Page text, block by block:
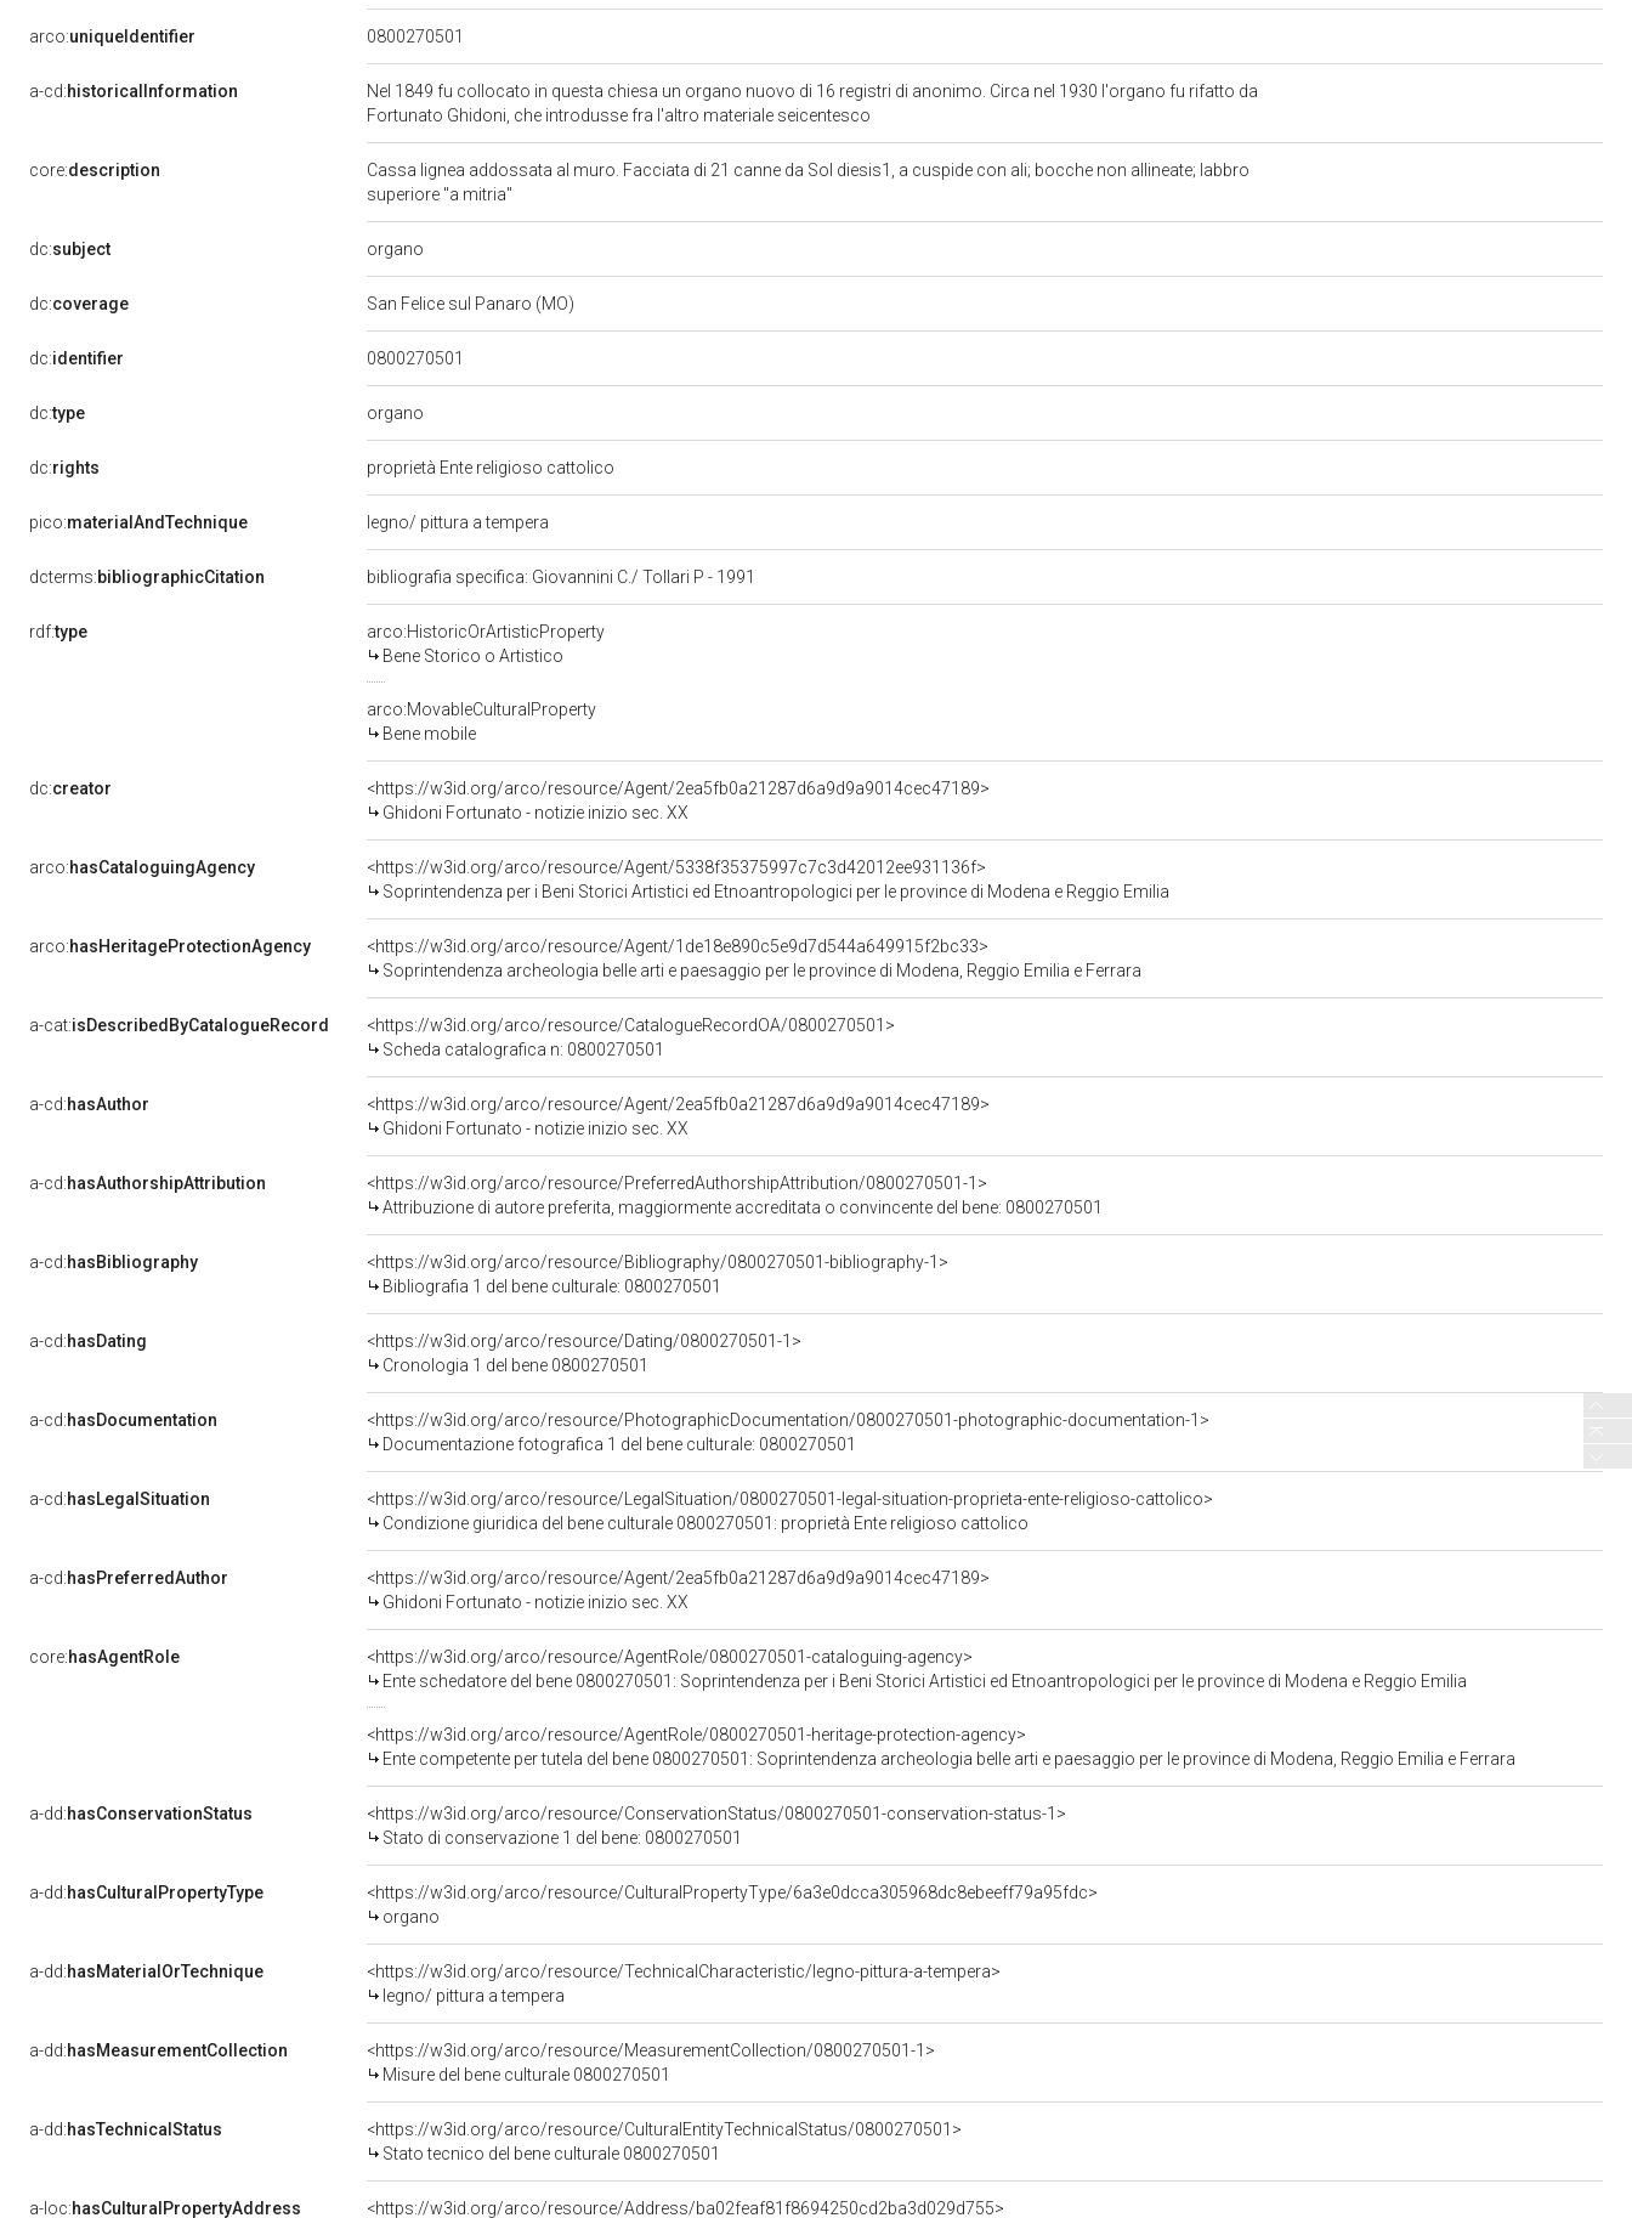
arco:uniqueIdentifier 0800270501
a-cd:historicalInformation
Nel 1849 fu collocato in questa chiesa un organo nuovo di 16 registri di anonimo. Circa nel 1930 l'organo fu rifatto da
Fortunato Ghidoni, che introdusse fra l'altro materiale seicentesco
core:description
Cassa lignea addossata al muro. Facciata di 21 canne da Sol diesis1, a cuspide con ali; bocche non allineate; labbro
superiore "a mitria"
dc:subject organo
dc:coverage San Felice sul Panaro (MO)
dc:identifier 0800270501
dc:type organo
dc:rights proprietà Ente religioso cattolico
pico:materialAndTechnique legno/ pittura a tempera
dcterms:bibliographicCitation bibliografia specifica: Giovannini C./ Tollari P - 1991
rdf:type
arco:HistoricOrArtisticProperty
Bene Storico o Artistico
arco:MovableCulturalProperty
Bene mobile
dc:creator
<https://w3id.org/arco/resource/Agent/2ea5fb0a21287d6a9d9a9014cec47189>
Ghidoni Fortunato - notizie inizio sec. XX
arco:hasCataloguingAgency
<https://w3id.org/arco/resource/Agent/5338f35375997c7c3d42012ee931136f>
Soprintendenza per i Beni Storici Artistici ed Etnoantropologici per le province di Modena e Reggio Emilia
arco:hasHeritageProtectionAgency
<https://w3id.org/arco/resource/Agent/1de18e890c5e9d7d544a649915f2bc33>
Soprintendenza archeologia belle arti e paesaggio per le province di Modena, Reggio Emilia e Ferrara
a-cat:isDescribedByCatalogueRecord
<https://w3id.org/arco/resource/CatalogueRecordOA/0800270501>
Scheda catalografica n: 0800270501
a-cd:hasAuthor
<https://w3id.org/arco/resource/Agent/2ea5fb0a21287d6a9d9a9014cec47189>
Ghidoni Fortunato - notizie inizio sec. XX
a-cd:hasAuthorshipAttribution
<https://w3id.org/arco/resource/PreferredAuthorshipAttribution/0800270501-1>
Attribuzione di autore preferita, maggiormente accreditata o convincente del bene: 0800270501
a-cd:hasBibliography
<https://w3id.org/arco/resource/Bibliography/0800270501-bibliography-1>
Bibliografia 1 del bene culturale: 0800270501
a-cd:hasDating
<https://w3id.org/arco/resource/Dating/0800270501-1>
Cronologia 1 del bene 0800270501
a-cd:hasDocumentation
<https://w3id.org/arco/resource/PhotographicDocumentation/0800270501-photographic-documentation-1>
Documentazione fotografica 1 del bene culturale: 0800270501
a-cd:hasLegalSituation
<https://w3id.org/arco/resource/LegalSituation/0800270501-legal-situation-proprieta-ente-religioso-cattolico>
Condizione giuridica del bene culturale 0800270501: proprietà Ente religioso cattolico
a-cd:hasPreferredAuthor
<https://w3id.org/arco/resource/Agent/2ea5fb0a21287d6a9d9a9014cec47189>
Ghidoni Fortunato - notizie inizio sec. XX
core:hasAgentRole
<https://w3id.org/arco/resource/AgentRole/0800270501-cataloguing-agency>
Ente schedatore del bene 0800270501: Soprintendenza per i Beni Storici Artistici ed Etnoantropologici per le province di Modena e Reggio Emilia
<https://w3id.org/arco/resource/AgentRole/0800270501-heritage-protection-agency>
Ente competente per tutela del bene 0800270501: Soprintendenza archeologia belle arti e paesaggio per le province di Modena, Reggio Emilia e Ferrara
a-dd:hasConservationStatus
<https://w3id.org/arco/resource/ConservationStatus/0800270501-conservation-status-1>
Stato di conservazione 1 del bene: 0800270501
a-dd:hasCulturalPropertyType
<https://w3id.org/arco/resource/CulturalPropertyType/6a3e0dcca305968dc8ebeeff79a95fdc>
organo
a-dd:hasMaterialOrTechnique
<https://w3id.org/arco/resource/TechnicalCharacteristic/legno-pittura-a-tempera>
legno/ pittura a tempera
a-dd:hasMeasurementCollection
<https://w3id.org/arco/resource/MeasurementCollection/0800270501-1>
Misure del bene culturale 0800270501
a-dd:hasTechnicalStatus
<https://w3id.org/arco/resource/CulturalEntityTechnicalStatus/0800270501>
Stato tecnico del bene culturale 0800270501
a-loc:hasCulturalPropertyAddress
<https://w3id.org/arco/resource/Address/ba02feaf81f8694250cd2ba3d029d755>